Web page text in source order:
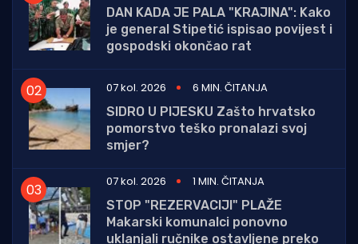
DAN KADA JE PALA "KRAJINA": Kako
je general Stipetić ispisao povijest i
gospodski okončao rat
07 kol. 2026
6 MIN. ČITANJA
SIDRO U PIJESKU Zašto hrvatsko
pomorstvo teško pronalazi svoj
smjer?
07 kol. 2026
1 MIN. ČITANJA
STOP "REZERVACIJI" PLAŽE
Makarski komunalci ponovno
uklanjali ručnike ostavljene preko